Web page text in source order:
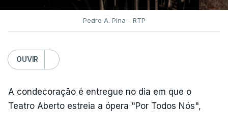
Pedro A. Pina - RTP
OUVIR
A condecoração é entregue no dia em que o
Teatro Aberto estreia a ópera "Por Todos Nós",